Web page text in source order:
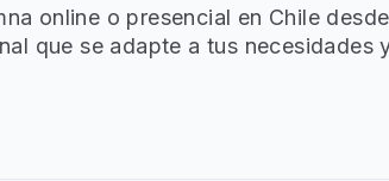
online o presencial en Chile
que se adapte a tus necesidades